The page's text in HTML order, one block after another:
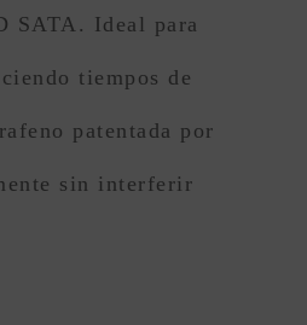
SATA. Ideal para
tiempos de
patentada por
sin interferir